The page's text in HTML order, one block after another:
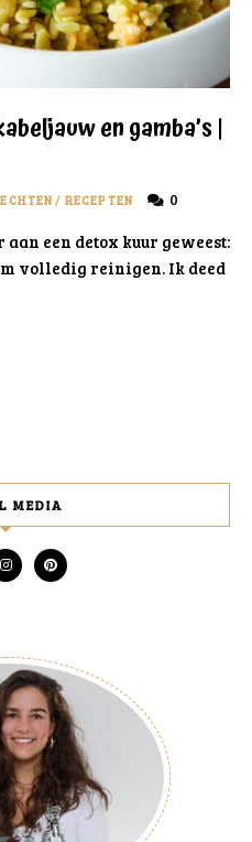
en gamba’s |
/ RECEPTEN 0
een detox kuur geweest:
volledig reinigen. Ik deed
MEDIA